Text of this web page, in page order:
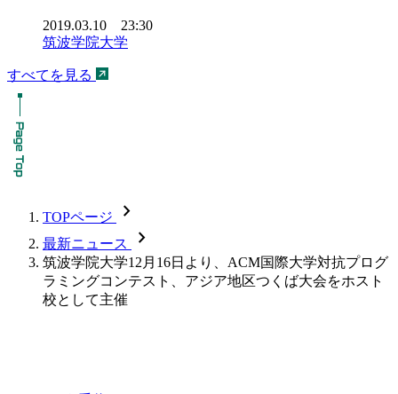
2019.03.10 23:30
筑波学院大学
すべてを見る
TOPページ chevron_forward
最新ニュース chevron_forward
筑波学院大学12月16日より、ACM国際大学対抗プログ
ラミングコンテスト、アジア地区つくば大会をホスト
校として主催